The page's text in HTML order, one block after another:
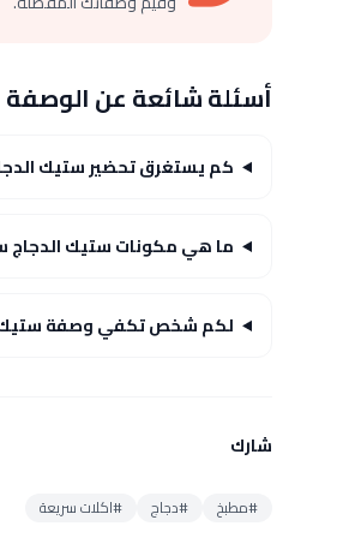
أسئلة شائعة عن الوصفة
كم يستغرق تحضير ستيك
ما هي مكونات ستيك الدجاج
لكم شخص تكفي وصفة ستيك
شارك
#مطبخ #دجاج #اكلات سريعة